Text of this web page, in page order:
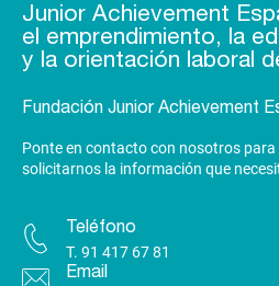
Junior Achievement
el emprendimiento, la
y la orientación laboral
Fundación Junior Achievement
Ponte en contacto con nosotros
solicitarnos la información que
Teléfono
T. 91 417 67 81
Email